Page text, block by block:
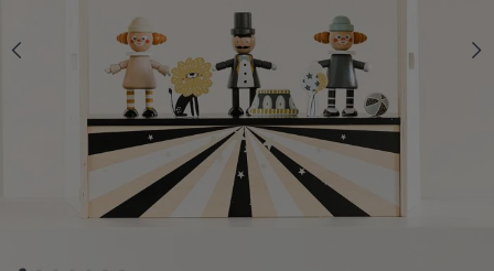
AJOUTER AU PANIER
Livraison rapide
En stock | Livraison rapide (2 à 5 jours
ouvrés)